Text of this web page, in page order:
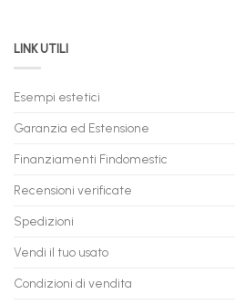
anche
a
in
con
LINK UTILI
Esempi estetici
Garanzia ed Estensione
Finanziamenti Findomestic
Recensioni verificate
Spedizioni
Vendi il tuo usato
Condizioni di vendita